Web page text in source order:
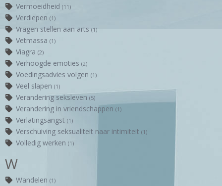
Vermoeidheid(11)
Verdiepen(1)
Vragen stellen aan arts(1)
Vetmassa(1)
Viagra(2)
Verhoogde emoties(2)
Voedingsadvies volgen(1)
Veel slapen(1)
Verandering seksleven(5)
Verandering in vriendschappen(1)
Verlatingsangst(1)
Verschuiving seksualiteit naar intimiteit(1)
Volledig werken(1)
W
Wandelen(1)